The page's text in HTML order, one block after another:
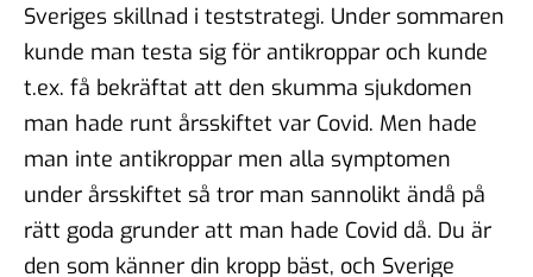
Sveriges skillnad i teststrategi. Under sommaren
kunde man testa sig för antikroppar och kunde
t.ex. få bekräftat att den skumma sjukdomen
man hade runt årsskiftet var Covid. Men hade
man inte antikroppar men alla symptomen
under årsskiftet så tror man sannolikt ändå på
rätt goda grunder att man hade Covid då. Du är
den som känner din kropp bäst, och Sverige